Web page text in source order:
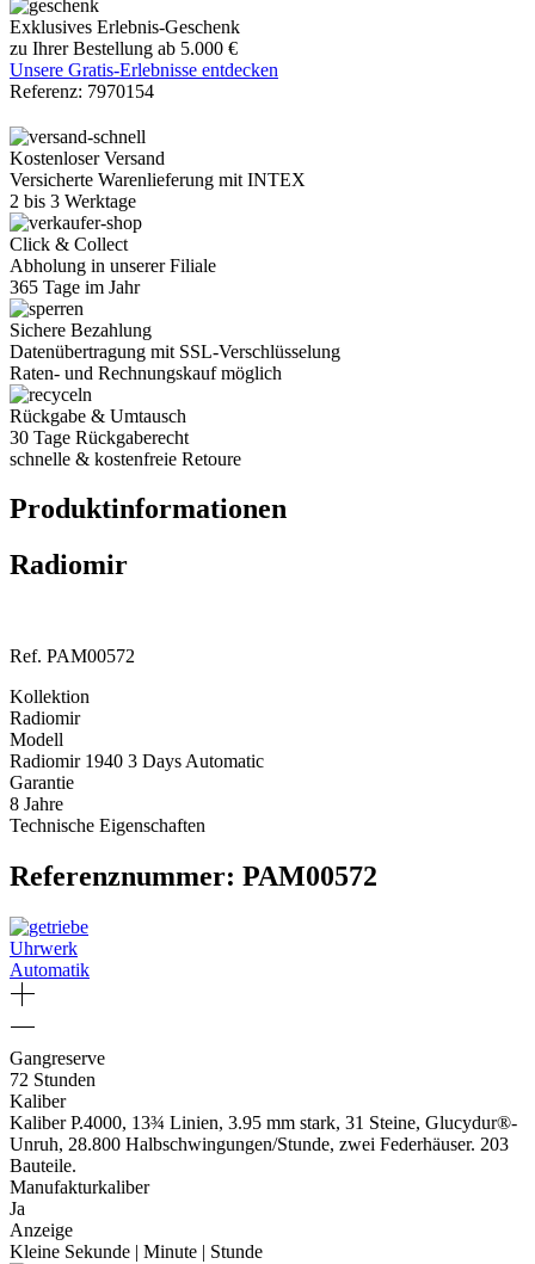
Exklusives Erlebnis-Geschenk
zu Ihrer Bestellung ab 5.000 €
Unsere Gratis-Erlebnisse entdecken
Referenz: 7970154
Kostenloser Versand
Versicherte Warenlieferung mit INTEX
2 bis 3 Werktage
Click & Collect
Abholung in unserer Filiale
365 Tage im Jahr
Sichere Bezahlung
Datenübertragung mit SSL-Verschlüsselung
Raten- und Rechnungskauf möglich
Rückgabe & Umtausch
30 Tage Rückgaberecht
schnelle & kostenfreie Retoure
Produktinformationen
Radiomir
Ref. PAM00572
Kollektion
Radiomir
Modell
Radiomir 1940 3 Days Automatic
Garantie
8 Jahre
Technische Eigenschaften
Referenznummer: PAM00572
Uhrwerk
Automatik
Gangreserve
72 Stunden
Kaliber
Kaliber P.4000, 13¾ Linien, 3.95 mm stark, 31 Steine, Glucydur®-
Unruh, 28.800 Halbschwingungen/Stunde, zwei Federhäuser. 203
Bauteile.
Manufakturkaliber
Ja
Anzeige
Kleine Sekunde | Minute | Stunde